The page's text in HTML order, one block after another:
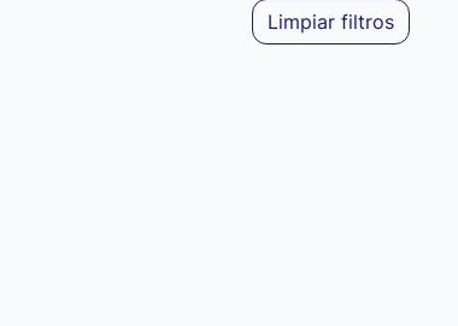
Limpiar filtros